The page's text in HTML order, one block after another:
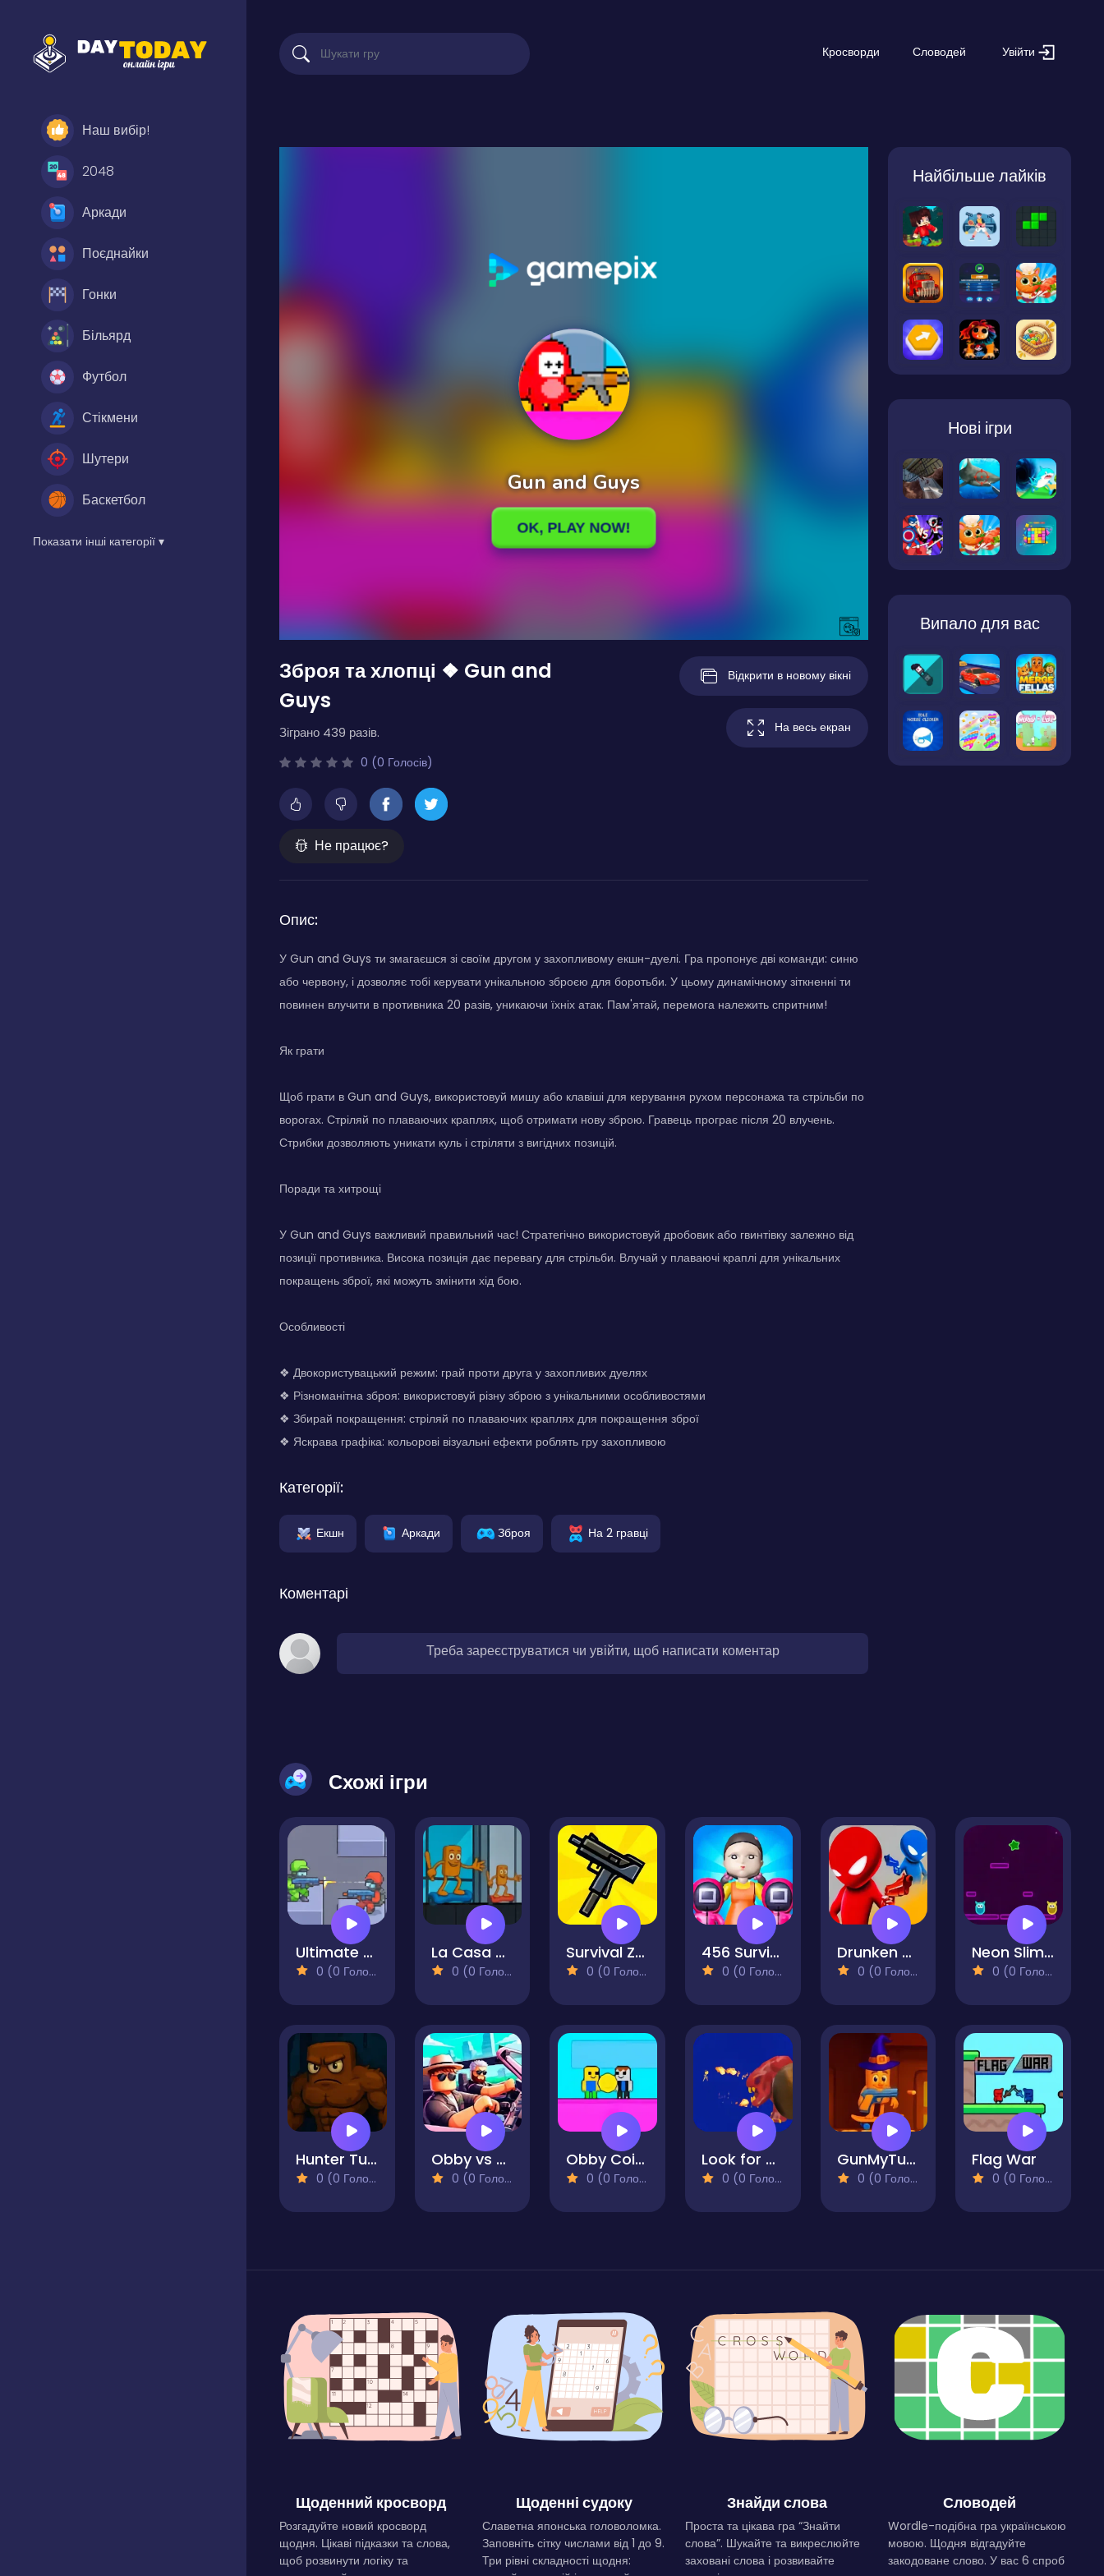
Наш вибір!
2048
Аркади
Поєднайки
Гонки
Більярд
Футбол
Стікмени
Шутери
Баскетбол
Показати інші категорії ▾
Кросворди Словодей Увійти
Зброя та хлопці ❖ Gun and
Guys
Зіграно 439 разів.
0 (0 Голосів)
Не працює?
Відкрити в новому вікні
На весь екран
Опис:
У Gun and Guys ти змагаєшся зі своїм другом у захопливому екшн-дуелі. Гра пропонує дві команди: синю
або червону, і дозволяє тобі керувати унікальною зброєю для боротьби. У цьому динамічному зіткненні ти
повинен влучити в противника 20 разів, уникаючи їхніх атак. Пам'ятай, перемога належить спритним!
Як грати
Щоб грати в Gun and Guys, використовуй мишу або клавіші для керування рухом персонажа та стрільби по
ворогах. Стріляй по плаваючих краплях, щоб отримати нову зброю. Гравець програє після 20 влучень.
Стрибки дозволяють уникати куль і стріляти з вигідних позицій.
Поради та хитрощі
У Gun and Guys важливий правильний час! Стратегічно використовуй дробовик або гвинтівку залежно від
позиції противника. Висока позиція дає перевагу для стрільби. Влучай у плаваючі краплі для унікальних
покращень зброї, які можуть змінити хід бою.
Особливості
❖ Двокористувацький режим: грай проти друга у захопливих дуелях
❖ Різноманітна зброя: використовуй різну зброю з унікальними особливостями
❖ Збирай покращення: стріляй по плаваючих краплях для покращення зброї
❖ Яскрава графіка: кольорові візуальні ефекти роблять гру захопливою
Категорії:
Екшн Аркади Зброя На 2 гравці
Коментарі
Треба зареєструватися чи увійти, щоб написати коментар
Найбільше лайків
Нові ігри
Випало для вас
Схожі ігри
Ultimate Fight
0 (0 Голосів)
La Casa de Tung Tung Sahur
0 (0 Голосів)
Survival Zombie Battle
0 (0 Голосів)
456 Survival Squid Challenge
0 (0 Голосів)
Drunken Duel
0 (0 Голосів)
Neon Slimes
0 (0 Голосів)
Hunter Tung Tung Sahur
0 (0 Голосів)
Obby vs Noob Driver
0 (0 Голосів)
Obby Coin Collect
0 (0 Голосів)
Look for Boss
0 (0 Голосів)
GunMyTungtungSahur 2Player
0 (0 Голосів)
Flag War
0 (0 Голосів)
Щоденний кросворд
Розгадуйте новий кросворд
щодня. Цікаві підказки та слова,
щоб розвинути логіку та
Щоденні судоку
Славетна японська головоломка.
Заповніть сітку числами від 1 до 9.
Три рівні складності щодня:
Знайди слова
Проста та цікава гра “Знайти
слова”. Шукайте та викреслюйте
заховані слова і розвивайте
Словодей
Wordle-подібна гра українською
мовою. Щодня відгадуйте
закодоване слово. У вас 6 спроб